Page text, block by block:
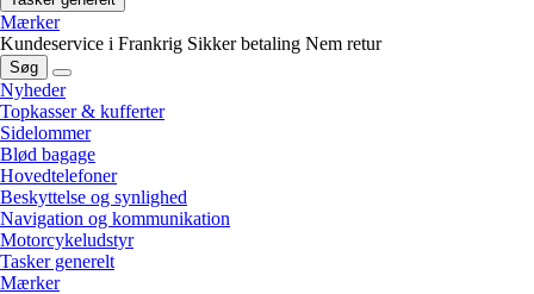
Mærker
Kundeservice i Frankrig Sikker betaling Nem retur
Søg
Nyheder
Topkasser & kufferter
Sidelommer
Blød bagage
Hovedtelefoner
Beskyttelse og synlighed
Navigation og kommunikation
Motorcykeludstyr
Tasker generelt
Mærker